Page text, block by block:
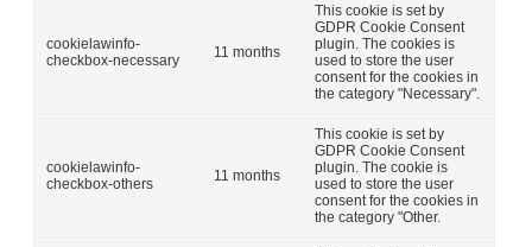
cookielawinfo-
checkbox-necessary
11 months
This cookie is set by
GDPR Cookie Consent
plugin. The cookies is
used to store the user
consent for the cookies in
the category "Necessary".
cookielawinfo-
checkbox-others
11 months
This cookie is set by
GDPR Cookie Consent
plugin. The cookie is
used to store the user
consent for the cookies in
the category "Other.